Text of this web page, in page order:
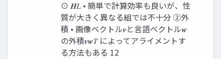
⊙ 𝑯𝐿 • 簡単で計算効率も良いが、性
質が大きく異なる組では不十分 ②外
積 • 画像ベクトル𝒗と言語ベクトル𝒘
の外積𝒗𝒘𝑇 によってアライメントす
る方法もある 12